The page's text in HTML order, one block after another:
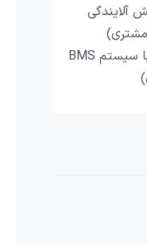
آلایندگی
امکان ارتباط دستگاه با سیستم BMS